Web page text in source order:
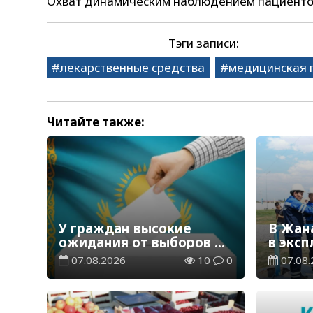
Тэги записи:
лекарственные средства
медицинская
Читайте также:
У граждан высокие
ожидания от выборов в
Курултай – опрос
общественного мнения
07.08.2026 10 0
В
в